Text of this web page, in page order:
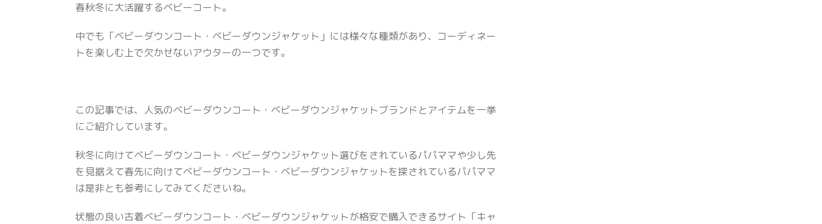
春秋冬に大活躍するベビーコート。
中でも「ベビーダウンコート・ベビーダウンジャケット」には様々な種類があり、コーディネー
トを楽しむ上で欠かせないアウターの一つです。
この記事では、人気のベビーダウンコート・ベビーダウンジャケットブランドとアイテムを一挙
にご紹介しています。
秋冬に向けてベビーダウンコート・ベビーダウンジャケット選びをされているパパママや少し先
を見据えて春先に向けてベビーダウンコート・ベビーダウンジャケットを探されているパパママ
は是非とも参考にしてみてくださいね。
状態の良い古着ベビーダウンコート・ベビーダウンジャケットが格安で購入できるサイト「キャ